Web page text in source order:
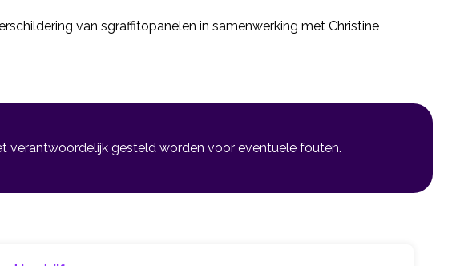
van sgraffitopanelen in samenwerking met Christine
verantwoordelijk gesteld worden voor eventuele fouten.